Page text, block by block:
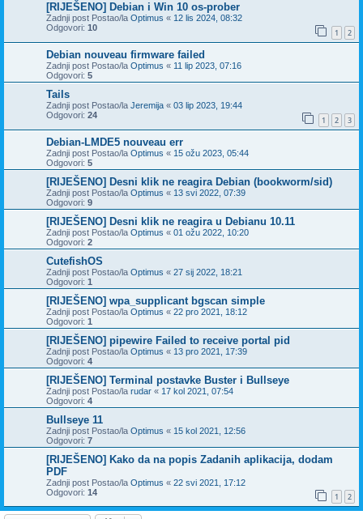
[RIJEŠENO] Debian i Win 10 os-prober
Zadnji post Postao/la Optimus « 12 lis 2024, 08:32
Odgovori: 10 1 2
Debian nouveau firmware failed
Zadnji post Postao/la Optimus « 11 lip 2023, 07:16
Odgovori: 5
Tails
Zadnji post Postao/la Jeremija « 03 lip 2023, 19:44
Odgovori: 24 1 2 3
Debian-LMDE5 nouveau err
Zadnji post Postao/la Optimus « 15 ožu 2023, 05:44
Odgovori: 5
[RIJEŠENO] Desni klik ne reagira Debian (bookworm/sid)
Zadnji post Postao/la Optimus « 13 svi 2022, 07:39
Odgovori: 9
[RIJEŠENO] Desni klik ne reagira u Debianu 10.11
Zadnji post Postao/la Optimus « 01 ožu 2022, 10:20
Odgovori: 2
CutefishOS
Zadnji post Postao/la Optimus « 27 sij 2022, 18:21
Odgovori: 1
[RIJEŠENO] wpa_supplicant bgscan simple
Zadnji post Postao/la Optimus « 22 pro 2021, 18:12
Odgovori: 1
[RIJEŠENO] pipewire Failed to receive portal pid
Zadnji post Postao/la Optimus « 13 pro 2021, 17:39
Odgovori: 4
[RIJEŠENO] Terminal postavke Buster i Bullseye
Zadnji post Postao/la rudar « 17 kol 2021, 07:54
Odgovori: 4
Bullseye 11
Zadnji post Postao/la Optimus « 15 kol 2021, 12:56
Odgovori: 7
[RIJEŠENO] Kako da na popis Zadanih aplikacija, dodam
PDF
Zadnji post Postao/la Optimus « 22 svi 2021, 17:12
Odgovori: 14 1 2